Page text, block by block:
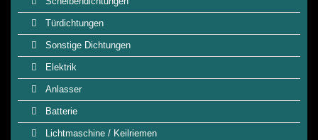
Türdichtungen
Sonstige Dichtungen
Elektrik
Anlasser
Batterie
Lichtmaschine / Keilriemen